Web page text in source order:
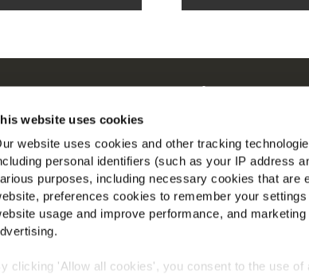
website uses cookies
website uses cookies and other tracking
personal identifiers (such as your IP address
purposes, including necessary cookies that are
preferences cookies to remember your
usage and improve performance, and
clicking 'Allow all cookies', you consent to the use
Tutto su McCain
Dalle Nostre Radici il Nostro
Lavora con noi
FAQ
Servizio
Vai al sito Corporate